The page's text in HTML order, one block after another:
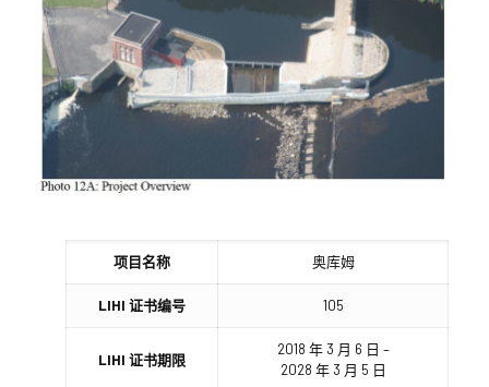
项目名称 奥库姆
LIHI 证书编号 105
LIHI 证书期限
2018 年 3 月 6 日 –
2028 年 3 月 5 日